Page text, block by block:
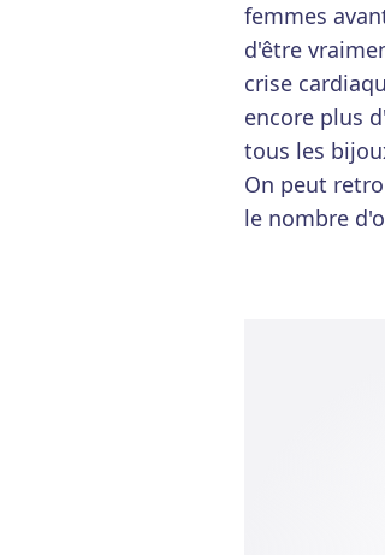
femmes
d'être
crise
encore plus
tous les
On peut
le nombre